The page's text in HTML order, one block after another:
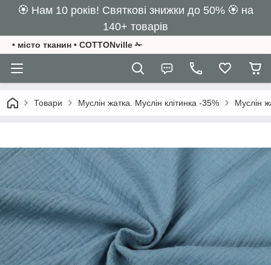
🏵️ Нам 10 років! Святкові знижки до 50% 🏵️ на
140+ товарів
• місто тканин • COTTONville ✁
Товари Муслін жатка. Муслін клітинка -35% Муслін